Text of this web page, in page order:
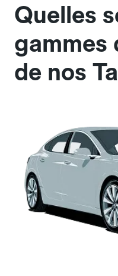
Quelles
gammes
de nos